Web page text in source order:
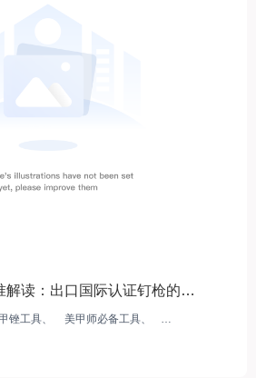
解读：出口国际认证钉枪的优
锉工具
美甲师必备工具